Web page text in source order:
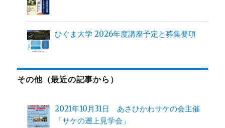
ひぐま大学 2026年度講座予定と募集要項
その他（最近の記事から）
2021年10月31日 あさひかわサケの会主催
「サケの遡上見学会」